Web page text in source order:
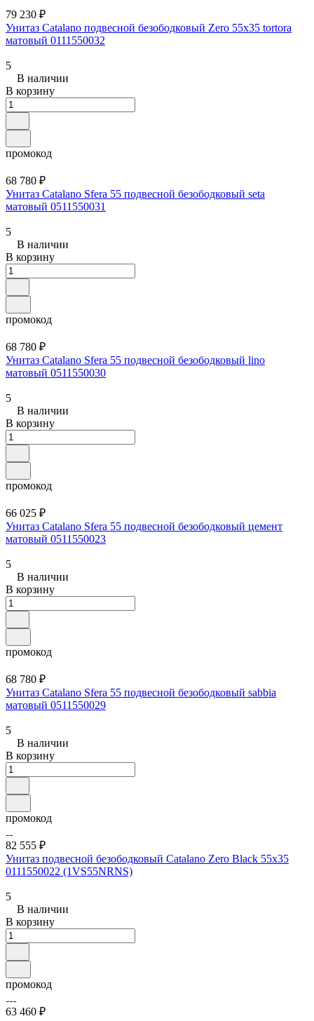
79 230 ₽
Унитаз Catalano подвесной безободковый Zero 55x35 tortora
матовый 0111550032
5
В наличии
В корзину
промокод
68 780 ₽
Унитаз Catalano Sfera 55 подвесной безободковый seta
матовый 0511550031
5
В наличии
В корзину
промокод
68 780 ₽
Унитаз Catalano Sfera 55 подвесной безободковый lino
матовый 0511550030
5
В наличии
В корзину
промокод
66 025 ₽
Унитаз Catalano Sfera 55 подвесной безободковый цемент
матовый 0511550023
5
В наличии
В корзину
промокод
68 780 ₽
Унитаз Catalano Sfera 55 подвесной безободковый sabbia
матовый 0511550029
5
В наличии
В корзину
промокод
82 555 ₽
Унитаз подвесной безободковый Catalano Zero Black 55x35
0111550022 (1VS55NRNS)
5
В наличии
В корзину
промокод
63 460 ₽